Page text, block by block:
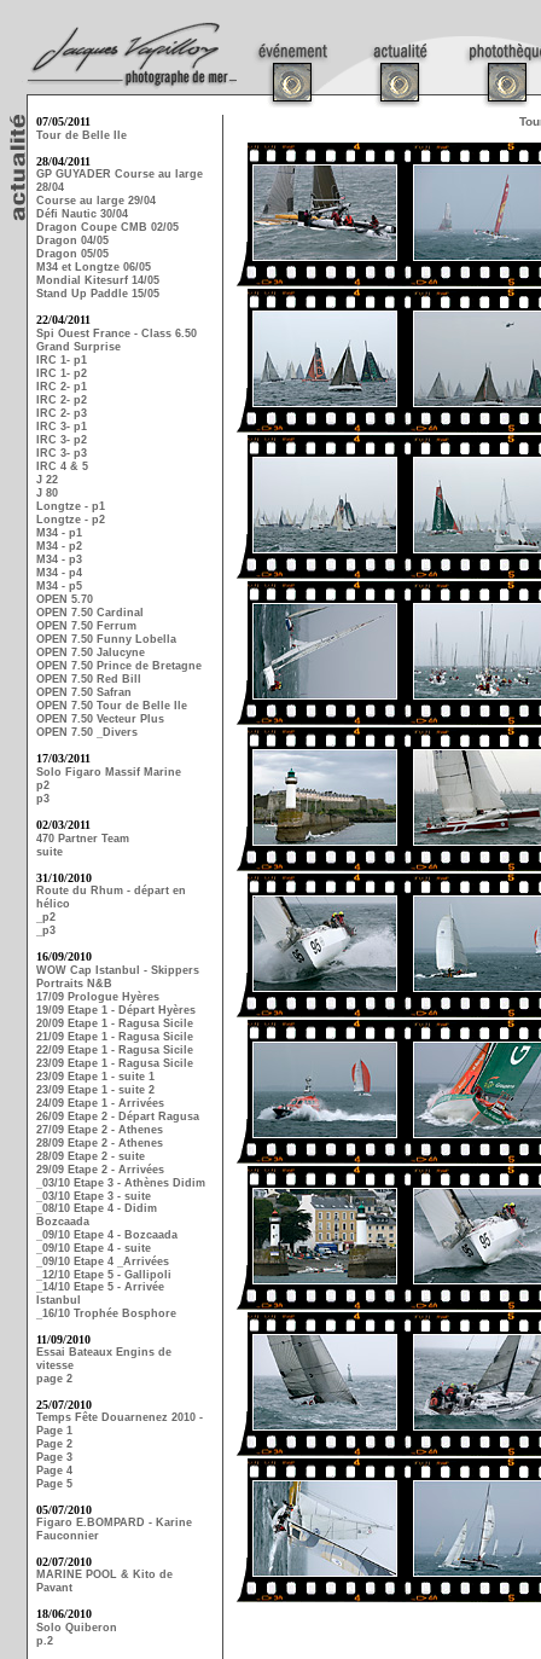
07/05/2011
Tour de Belle Ile
28/04/2011
GP GUYADER Course au large
28/04
Course au large 29/04
Défi Nautic 30/04
Dragon Coupe CMB 02/05
Dragon 04/05
Dragon 05/05
M34 et Longtze 06/05
Mondial Kitesurf 14/05
Stand Up Paddle 15/05
22/04/2011
Spi Ouest France - Class 6.50
Grand Surprise
IRC 1- p1
IRC 1- p2
IRC 2- p1
IRC 2- p2
IRC 2- p3
IRC 3- p1
IRC 3- p2
IRC 3- p3
IRC 4 & 5
J 22
J 80
Longtze - p1
Longtze - p2
M34 - p1
M34 - p2
M34 - p3
M34 - p4
M34 - p5
OPEN 5.70
OPEN 7.50 Cardinal
OPEN 7.50 Ferrum
OPEN 7.50 Funny Lobella
OPEN 7.50 Jalucyne
OPEN 7.50 Prince de Bretagne
OPEN 7.50 Red Bill
OPEN 7.50 Safran
OPEN 7.50 Tour de Belle Ile
OPEN 7.50 Vecteur Plus
OPEN 7.50 _Divers
17/03/2011
Solo Figaro Massif Marine
p2
p3
02/03/2011
470 Partner Team
suite
31/10/2010
Route du Rhum - départ en
hélico
_p2
_p3
16/09/2010
WOW Cap Istanbul - Skippers
Portraits N&B
17/09 Prologue Hyères
19/09 Etape 1 - Départ Hyères
20/09 Etape 1 - Ragusa Sicile
21/09 Etape 1 - Ragusa Sicile
22/09 Etape 1 - Ragusa Sicile
23/09 Etape 1 - Ragusa Sicile
23/09 Etape 1 - suite 1
23/09 Etape 1 - suite 2
24/09 Etape 1 - Arrivées
26/09 Etape 2 - Départ Ragusa
27/09 Etape 2 - Athenes
28/09 Etape 2 - Athenes
28/09 Etape 2 - suite
29/09 Etape 2 - Arrivées
_03/10 Etape 3 - Athènes Didim
_03/10 Etape 3 - suite
_08/10 Etape 4 - Didim
Bozcaada
_09/10 Etape 4 - Bozcaada
_09/10 Etape 4 - suite
_09/10 Etape 4 _Arrivées
_12/10 Etape 5 - Gallipoli
_14/10 Etape 5 - Arrivée
Istanbul
_16/10 Trophée Bosphore
11/09/2010
Essai Bateaux Engins de
vitesse
page 2
25/07/2010
Temps Fête Douarnenez 2010 -
Page 1
Page 2
Page 3
Page 4
Page 5
05/07/2010
Figaro E.BOMPARD - Karine
Fauconnier
02/07/2010
MARINE POOL & Kito de
Pavant
18/06/2010
Solo Quiberon
p.2